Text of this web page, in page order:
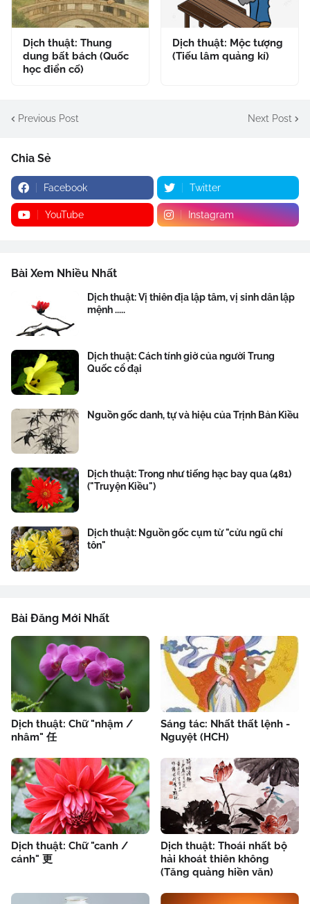
Dịch thuật: Thung
dung bất bách (Quốc
học điển cố)
Dịch thuật: Mộc tượng
(Tiếu lâm quảng kí)
Previous Post Next Post
Chia Sẻ
Facebook Twitter
YouTube Instagram
Bài Xem Nhiều Nhất
Dịch thuật: Vị thiên địa lập tâm, vị sinh dân lập
mệnh .....
Dịch thuật: Cách tính giờ của người Trung
Quốc cổ đại
Nguồn gốc danh, tự và hiệu của Trịnh Bản Kiều
Dịch thuật: Trong như tiếng hạc bay qua (481)
("Truyện Kiều")
Dịch thuật: Nguồn gốc cụm từ "cửu ngũ chí
tôn"
Bài Đăng Mới Nhất
Dịch thuật: Chữ "nhậm /
nhâm" 任
Sáng tác: Nhất thất lệnh -
Nguyệt (HCH)
Dịch thuật: Chữ "canh /
cánh" 更
Dịch thuật: Thoái nhất bộ
hải khoát thiên không
(Tăng quảng hiền văn)